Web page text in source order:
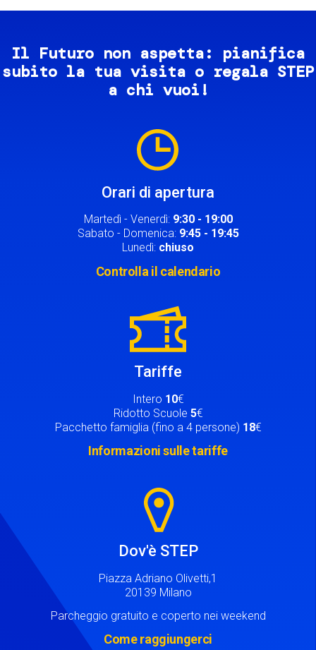
Il Futuro non aspetta: pianifica
subito la tua visita o regala STEP
a chi vuoi!
Orari di apertura
Martedì - Venerdì: 9:30 - 19:00
Sabato - Domenica: 9:45 - 19:45
Lunedì: chiuso
Controlla il calendario
Tariffe
Intero 10€
Ridotto Scuole 5€
Pacchetto famiglia (fino a 4 persone) 18€
Informazioni sulle tariffe
Dov'è STEP
Piazza Adriano Olivetti,1
20139 Milano
Parcheggio gratuito e coperto nei weekend
Come raggiungerci